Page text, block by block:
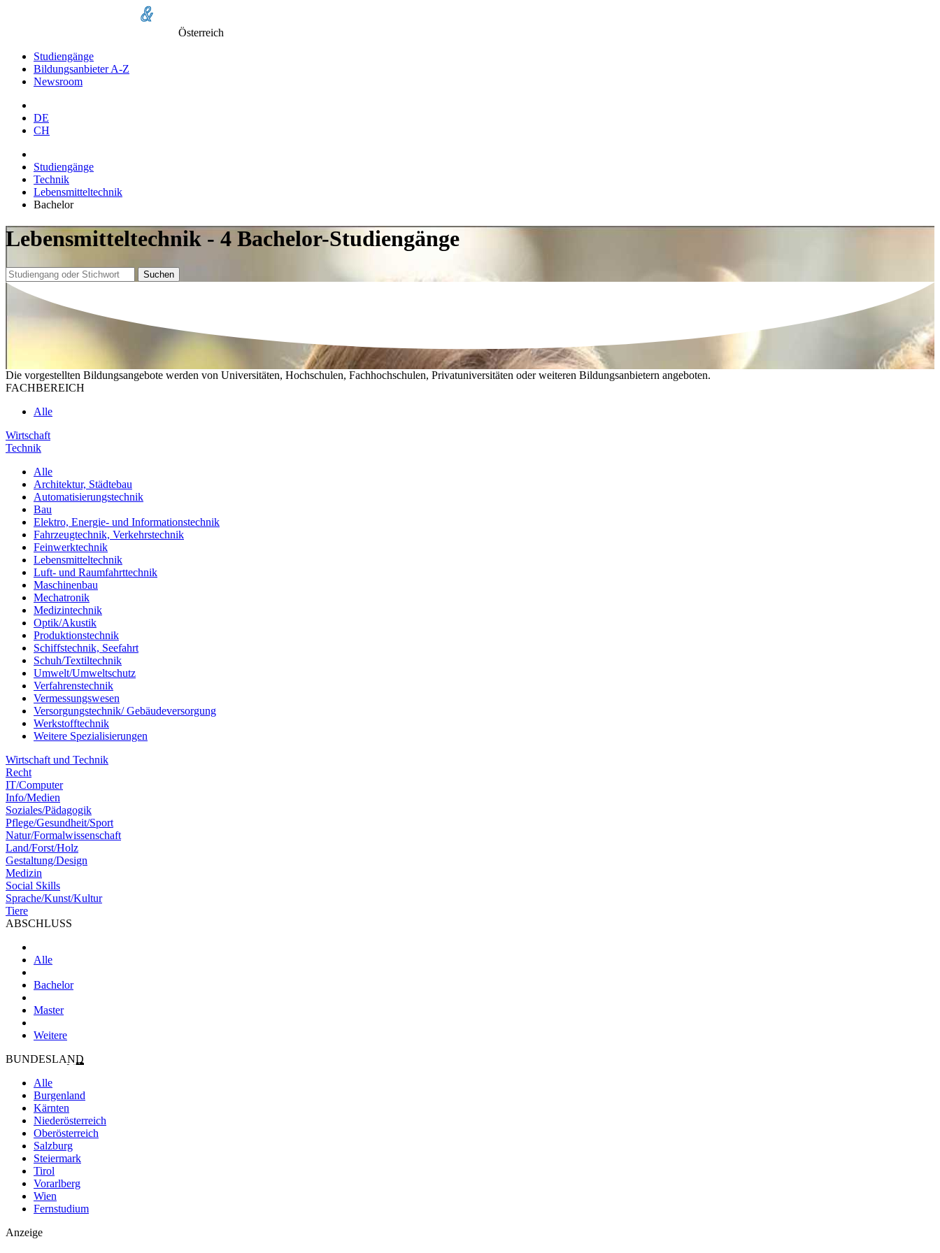
Österreich
Studiengänge
Bildungsanbieter A-Z
Newsroom
DE
CH
Studiengänge
Technik
Lebensmitteltechnik
Bachelor
Lebensmitteltechnik - 4 Bachelor-Studiengänge
Suchen
Die vorgestellten Bildungsangebote werden von Universitäten, Hochschulen, Fachhochschulen, Privatuniversitäten oder weiteren Bildungsanbietern angeboten.
FACHBEREICH
Alle
Wirtschaft
Technik
Alle
Architektur, Städtebau
Automatisierungstechnik
Bau
Elektro, Energie- und Informationstechnik
Fahrzeugtechnik, Verkehrstechnik
Feinwerktechnik
Lebensmitteltechnik
Luft- und Raumfahrttechnik
Maschinenbau
Mechatronik
Medizintechnik
Optik/Akustik
Produktionstechnik
Schiffstechnik, Seefahrt
Schuh/Textiltechnik
Umwelt/Umweltschutz
Verfahrenstechnik
Vermessungswesen
Versorgungstechnik/ Gebäudeversorgung
Werkstofftechnik
Weitere Spezialisierungen
Wirtschaft und Technik
Recht
IT/Computer
Info/Medien
Soziales/Pädagogik
Pflege/Gesundheit/Sport
Natur/Formalwissenschaft
Land/Forst/Holz
Gestaltung/Design
Medizin
Social Skills
Sprache/Kunst/Kultur
Tiere
ABSCHLUSS
Alle
Bachelor
Master
Weitere
BUNDESLAND
Alle
Burgenland
Kärnten
Niederösterreich
Oberösterreich
Salzburg
Steiermark
Tirol
Vorarlberg
Wien
Fernstudium
Anzeige